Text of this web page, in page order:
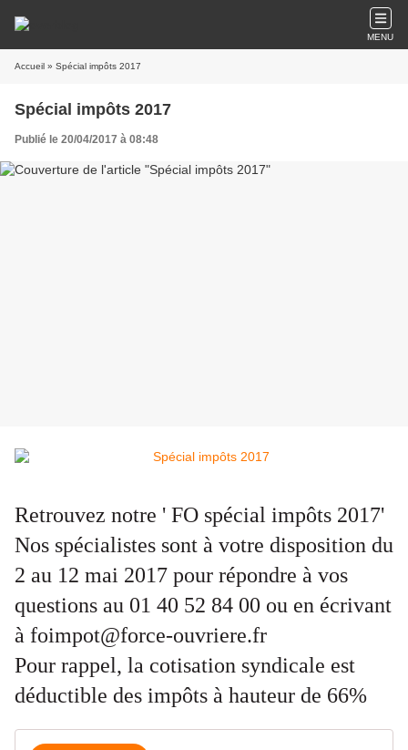
MENU
Accueil » Spécial impôts 2017
Spécial impôts 2017
Publié le 20/04/2017 à 08:48
Retrouvez notre ' FO spécial impôts 2017'
Nos spécialistes sont à votre disposition du
2 au 12 mai 2017 pour répondre à vos
questions au 01 40 52 84 00 ou en écrivant
à foimpot@force-ouvriere.fr
Pour rappel, la cotisation syndicale est
déductible des impôts à hauteur de 66%